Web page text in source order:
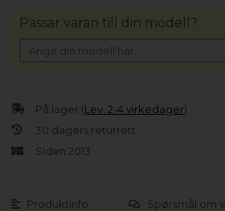
Produktinfo Spørsmål om
På lager (Lev. 2-4 virkedager).
30 dagers returrett
Siden 2013
Passar varan till din modell?